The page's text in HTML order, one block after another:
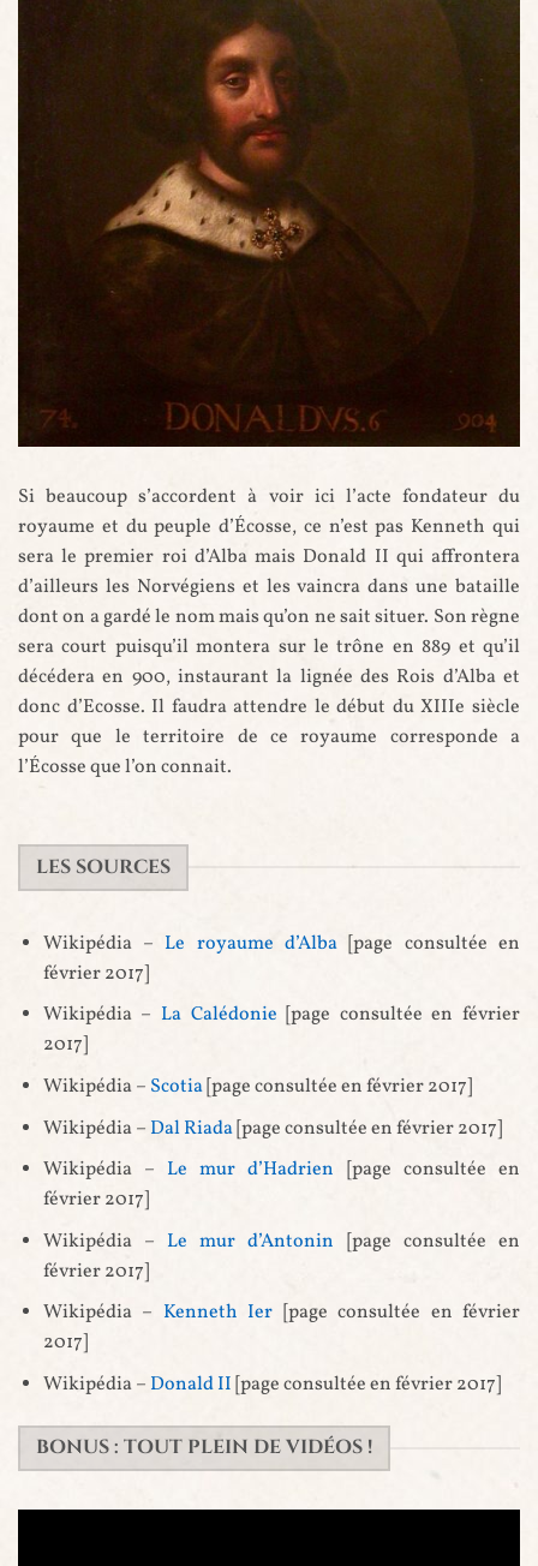
Si beaucoup s’accordent à voir ici l’acte fondateur du
royaume et du peuple d’Écosse, ce n’est pas Kenneth qui
sera le premier roi d’Alba mais Donald II qui affrontera
d’ailleurs les Norvégiens et les vaincra dans une bataille
dont on a gardé le nom mais qu’on ne sait situer. Son règne
sera court puisqu’il montera sur le trône en 889 et qu’il
décédera en 900, instaurant la lignée des Rois d’Alba et
donc d’Ecosse. Il faudra attendre le début du XIIIe siècle
pour que le territoire de ce royaume corresponde a
l’Écosse que l’on connait.
LES SOURCES
Wikipédia – Le royaume d’Alba [page consultée en
février 2017]
Wikipédia – La Calédonie [page consultée en février
2017]
Wikipédia – Scotia[page consultée en février 2017]
Wikipédia – Dal Riada[page consultée en février 2017]
Wikipédia – Le mur d’Hadrien [page consultée en
février 2017]
Wikipédia – Le mur d’Antonin [page consultée en
février 2017]
Wikipédia – Kenneth Ier [page consultée en février
2017]
Wikipédia – Donald II [page consultée en février 2017]
BONUS : TOUT PLEIN DE VIDÉOS !